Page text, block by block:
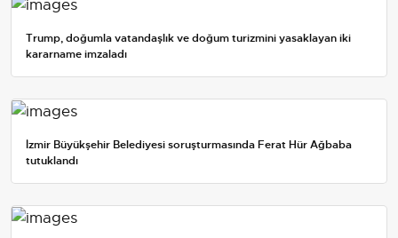
Trump, doğumla vatandaşlık ve doğum turizmini yasaklayan iki
kararname imzaladı
İzmir Büyükşehir Belediyesi soruşturmasında Ferat Hür Ağbaba
tutuklandı